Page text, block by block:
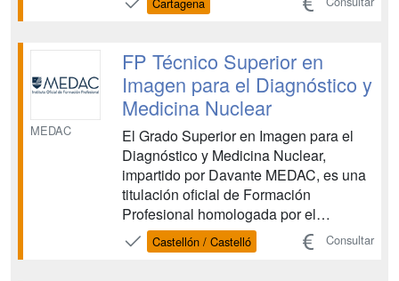
ámbito sanitario. Esta FP te capacita
mediante el manejo de distintos
equipos y aparatos, con el objetivo de
de...
MEDAC
FP Técnico Superior en
Imagen para el Diagnóstico y
Medicina Nuclear
El Grado Superior en Imagen para el
Diagnóstico y Medicina Nuclear,
impartido por Davante MEDAC, es una
titulación oficial de Formación
Profesional homologada por el
Ministerio de Educación, vinculada al
ámbito sanitario. Esta FP te capacita
Castellón / Castelló Consultar